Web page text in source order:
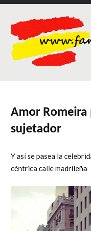
Amor Romeira
sujetador
Y así se pasea la
céntrica calle madrileña